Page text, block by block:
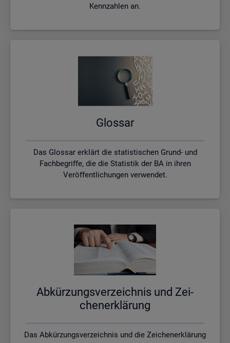
Kennzahlen an.
Glos­sar
Das Glossar erklärt die statistischen Grund- und
Fachbegriffe, die die Statistik der BA in ihren
Veröffentlichungen verwendet.
Ab­kür­zungs­ver­zeich­nis und Zei­
chen­er­klä­rung
Das Abkürzungsverzeichnis und die Zeichenerklärung